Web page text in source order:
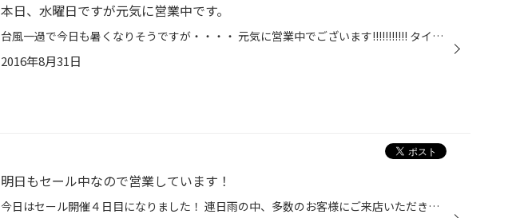
本日、水曜日ですが元気に営業中です。
台風一過で今日も暑くなりそうですが・・・・ 元気に営業中でございます!!!!!!!!!!! タイヤ点検・エンジンルームの点検など 無料で点検しておりますので、あれ？点検いつしたっけ？？って方 お気軽にいらして下さいね。。。 また、今週末までセール期間中ですので、 そろそろタイヤ交換の時期かなっ...
2016年8月31日
明日もセール中なので営業しています！
今日はセール開催４日目になりました！ 連日雨の中、多数のお客様にご来店いただきありがとうございます！ 明日は水曜日ですが、セール中＆８月最終日なので営業しております！ 雨が降るとタイヤに異物（釘やネジ）などが刺さりやすくなりますので お出掛け前にタイヤの点検してみませんか？ タイヤ...